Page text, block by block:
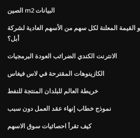
الصين m2 البيانات
القيمة المعلنة لكل سهم من الأسهم العادية لشركة
أبل؟
الانترنت الكندي الضرائب العودة البرمجيات
الكازينوهات المقترحة في لاس فيغاس
خريطة العالم للبلدان المنتجة للنفط
نموذج خطاب إنهاء عقد العمل دون سبب
كيف تقرأ احصائيات سوق الاسهم